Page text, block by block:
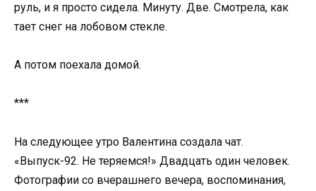
руль, и я просто сидела. Минуту. Две. Смотрела, как
тает снег на лобовом стекле.
А потом поехала домой.
***
На следующее утро Валентина создала чат.
«Выпуск-92. Не теряемся!» Двадцать один человек.
Фотографии со вчерашнего вечера, воспоминания,